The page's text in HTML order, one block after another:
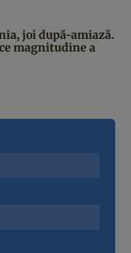
joi după-amiază.
magnitudine a